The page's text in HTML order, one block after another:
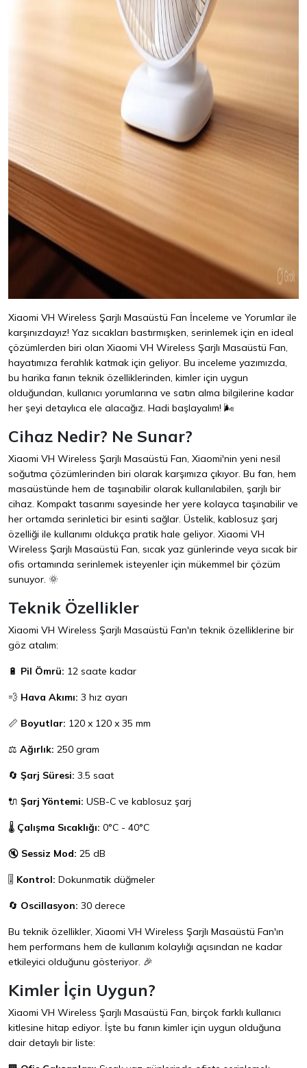
Xiaomi VH Wireless Şarjlı Masaüstü Fan İnceleme ve Yorumlar ile
karşınızdayız! Yaz sıcakları bastırmışken, serinlemek için en ideal
çözümlerden biri olan Xiaomi VH Wireless Şarjlı Masaüstü Fan,
hayatımıza ferahlık katmak için geliyor. Bu inceleme yazımızda,
bu harika fanın teknik özelliklerinden, kimler için uygun
olduğundan, kullanıcı yorumlarına ve satın alma bilgilerine kadar
her şeyi detaylıca ele alacağız. Hadi başlayalım! 🌬️
Cihaz Nedir? Ne Sunar?
Xiaomi VH Wireless Şarjlı Masaüstü Fan, Xiaomi'nin yeni nesil
soğutma çözümlerinden biri olarak karşımıza çıkıyor. Bu fan, hem
masaüstünde hem de taşınabilir olarak kullanılabilen, şarjlı bir
cihaz. Kompakt tasarımı sayesinde her yere kolayca taşınabilir ve
her ortamda serinletici bir esinti sağlar. Üstelik, kablosuz şarj
özelliği ile kullanımı oldukça pratik hale geliyor. Xiaomi VH
Wireless Şarjlı Masaüstü Fan, sıcak yaz günlerinde veya sıcak bir
ofis ortamında serinlemek isteyenler için mükemmel bir çözüm
sunuyor. 🌞
Teknik Özellikler
Xiaomi VH Wireless Şarjlı Masaüstü Fan'ın teknik özelliklerine bir
göz atalım:
🔋 Pil Ömrü: 12 saate kadar
💨 Hava Akımı: 3 hız ayarı
📏 Boyutlar: 120 x 120 x 35 mm
⚖️ Ağırlık: 250 gram
🔄 Şarj Süresi: 3.5 saat
🔌 Şarj Yöntemi: USB-C ve kablosuz şarj
🌡️ Çalışma Sıcaklığı: 0°C - 40°C
🔇 Sessiz Mod: 25 dB
🎚️ Kontrol: Dokunmatik düğmeler
🔄 Oscillasyon: 30 derece
Bu teknik özellikler, Xiaomi VH Wireless Şarjlı Masaüstü Fan'ın
hem performans hem de kullanım kolaylığı açısından ne kadar
etkileyici olduğunu gösteriyor. 🎉
Kimler İçin Uygun?
Xiaomi VH Wireless Şarjlı Masaüstü Fan, birçok farklı kullanıcı
kitlesine hitap ediyor. İşte bu fanın kimler için uygun olduğuna
dair detaylı bir liste: